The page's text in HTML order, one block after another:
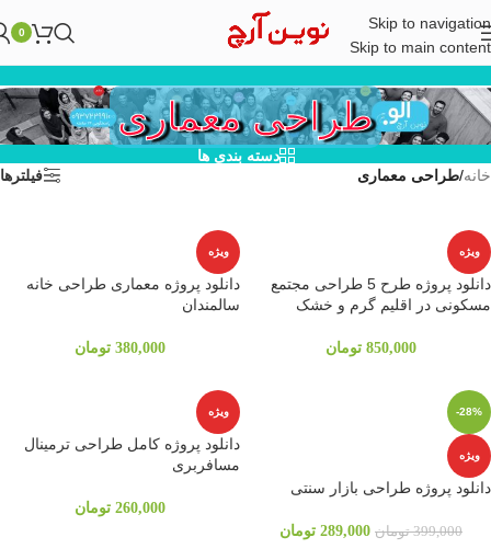
Skip to navigation
Skip to main content
0
طراحی معماری
دسته بندی ها
خانه/طراحی معماری فیلترها
ویژه
دانلود پروژه طرح 5 طراحی مجتمع
مسکونی در اقلیم گرم و خشک
850,000 تومان
ویژه
دانلود پروژه معماری طراحی خانه
سالمندان
380,000 تومان
-28%
ویژه
دانلود پروژه طراحی بازار سنتی
399,000 تومان 289,000 تومان
ویژه
دانلود پروژه کامل طراحی ترمینال
مسافربری
260,000 تومان